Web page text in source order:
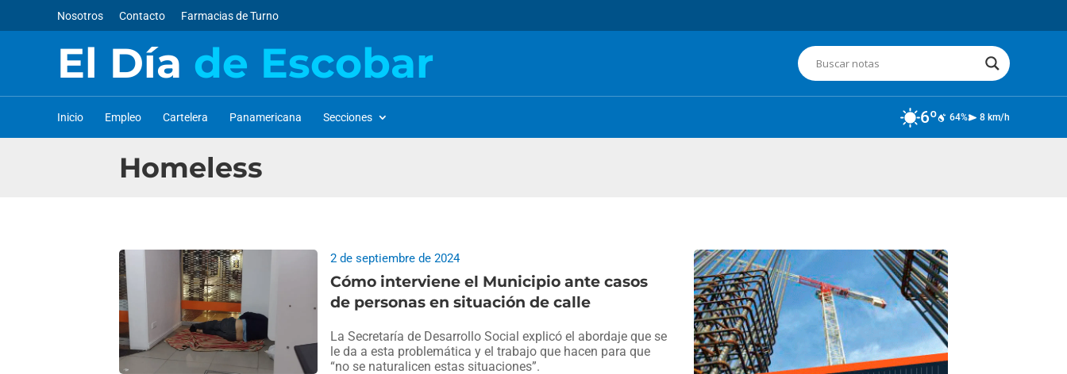
Nosotros Contacto Farmacias de Turno
El Día de Escobar
Inicio Empleo Cartelera Panamericana Secciones 6º 64% 8 km/h
Homeless
Cómo interviene el Municipio ante casos
de personas en situación de calle
2 de septiembre de 2024
La Secretaría de Desarrollo Social explicó el abordaje que se
le da a esta problemática y el trabajo que hacen para que
“no se naturalicen estas situaciones”.